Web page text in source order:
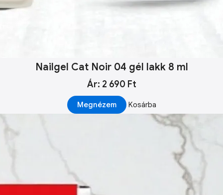
Nailgel Cat Noir 04 gél lakk 8 ml
Ár: 2 690 Ft
Megnézem Kosárba